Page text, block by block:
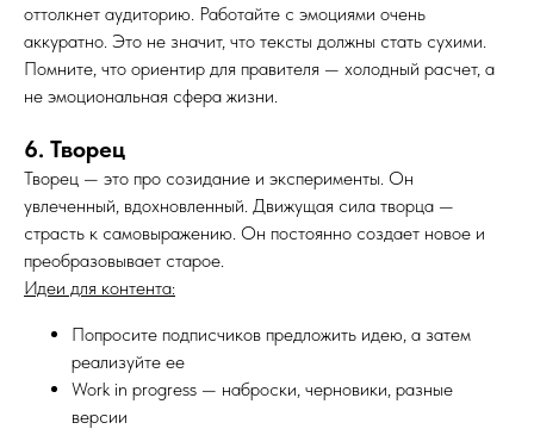
оттолкнет аудиторию. Работайте с эмоциями очень
аккуратно. Это не значит, что тексты должны стать сухими.
Помните, что ориентир для правителя — холодный расчет, а
не эмоциональная сфера жизни.
6. Творец
Творец — это про созидание и эксперименты. Он
увлеченный, вдохновленный. Движущая сила творца —
страсть к самовыражению. Он постоянно создает новое и
преобразовывает старое.
Идеи для контента:
Попросите подписчиков предложить идею, а затем
реализуйте ее
Work in progress — наброски, черновики, разные
версии